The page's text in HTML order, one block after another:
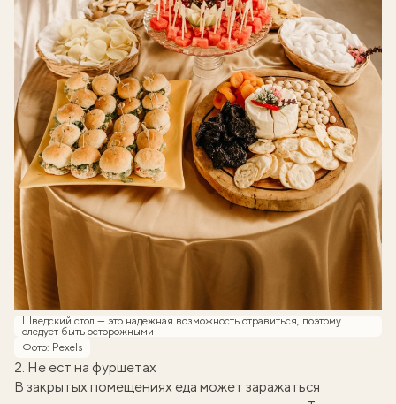
Шведский стол — это надежная возможность отравиться, поэтому
следует быть осторожными
Фото: Pexels
2. Не ест на фуршетах
В закрытых помещениях еда может заражаться